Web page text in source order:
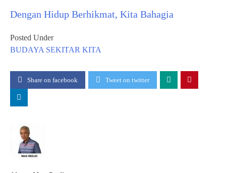
Dengan Hidup Berhikmat, Kita Bahagia
Posted Under
BUDAYA SEKITAR KITA
Share on facebook Tweet on twitter